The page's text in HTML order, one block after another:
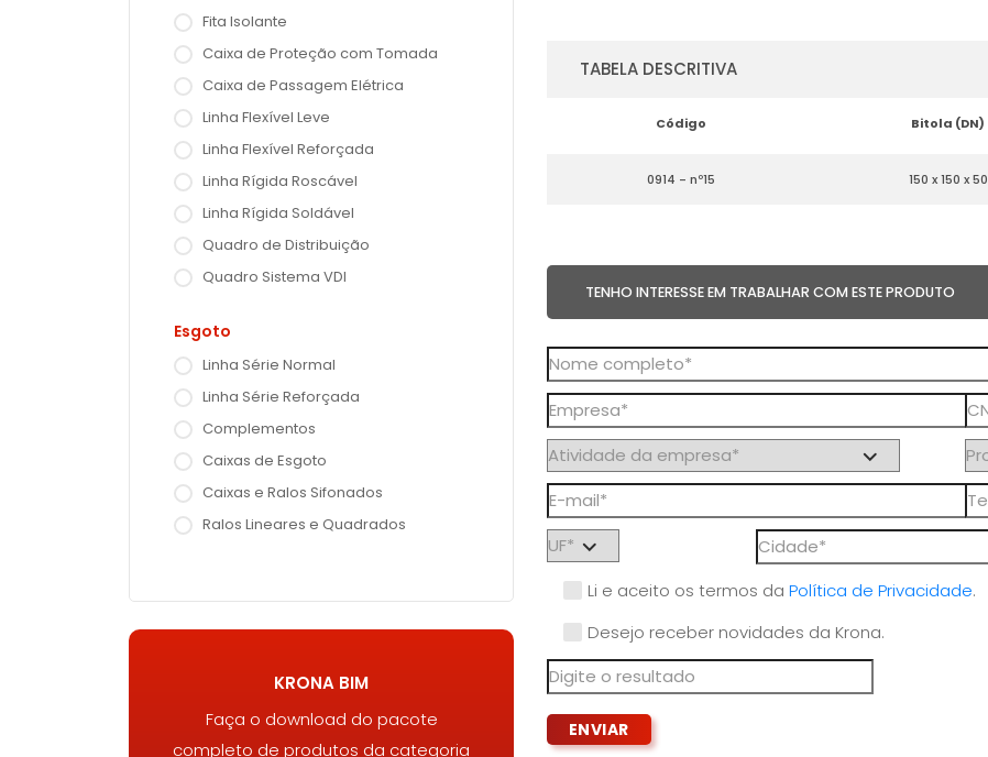
Fita Isolante
Caixa de Proteção com Tomada
Caixa de Passagem Elétrica
Linha Flexível Leve
Linha Flexível Reforçada
Linha Rígida Roscável
Linha Rígida Soldável
Quadro de Distribuição
Quadro Sistema VDI
Esgoto
Linha Série Normal
Linha Série Reforçada
Complementos
Caixas de Esgoto
Caixas e Ralos Sifonados
Ralos Lineares e Quadrados
KRONA BIM
Faça o download do pacote
completo de produtos da categoria
TABELA DESCRITIVA
Código Bitola (DN)
0914 - nº15 150 x 150 x 50
TENHO INTERESSE EM TRABALHAR COM ESTE PRODUTO
Li e aceito os termos da Política de Privacidade.
Desejo receber novidades da Krona.